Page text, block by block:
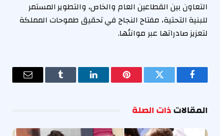
التعاون بين القطاعين العام والخاص، والتطوير المستمر
للبنية التحتية، مفتاح النجاح في تحقيق طموحات المملكة
لتعزيز صادراتها عبر موانئها.
فيسبوك تويتر بينتيريستلينكدإن Tumblr
البريد
المقالاتذات الصلة